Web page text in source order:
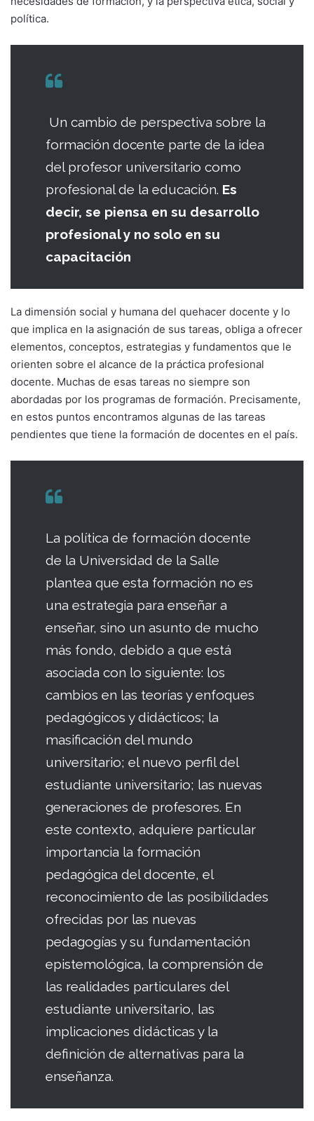
política.
Un cambio de perspectiva sobre la
formación docente parte de la idea
del profesor universitario como
profesional de la educación. Es
decir, se piensa en su desarrollo
profesional y no solo en su
capacitación
La dimensión social y humana del quehacer docente y lo
que implica en la asignación de sus tareas, obliga a ofrecer
elementos, conceptos, estrategias y fundamentos que le
orienten sobre el alcance de la práctica profesional
docente. Muchas de esas tareas no siempre son
abordadas por los programas de formación. Precisamente,
en estos puntos encontramos algunas de las tareas
pendientes que tiene la formación de docentes en el país.
La política de formación docente
de la Universidad de la Salle
plantea que esta formación no es
una estrategia para enseñar a
enseñar, sino un asunto de mucho
más fondo, debido a que está
asociada con lo siguiente: los
cambios en las teorías y enfoques
pedagógicos y didácticos; la
masificación del mundo
universitario; el nuevo perfil del
estudiante universitario; las nuevas
generaciones de profesores. En
este contexto, adquiere particular
importancia la formación
pedagógica del docente, el
reconocimiento de las posibilidades
ofrecidas por las nuevas
pedagogías y su fundamentación
epistemológica, la comprensión de
las realidades particulares del
estudiante universitario, las
implicaciones didácticas y la
definición de alternativas para la
enseñanza.